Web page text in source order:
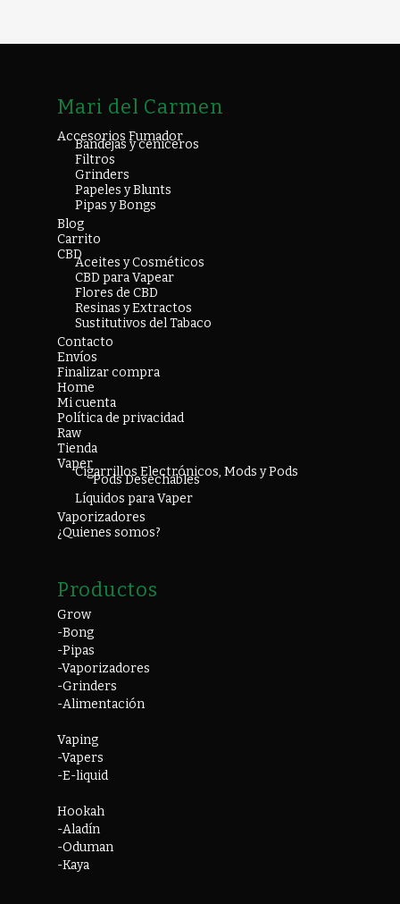
Mari del Carmen
Accesorios Fumador
Bandejas y ceniceros
Filtros
Grinders
Papeles y Blunts
Pipas y Bongs
Blog
Carrito
CBD
Aceites y Cosméticos
CBD para Vapear
Flores de CBD
Resinas y Extractos
Sustitutivos del Tabaco
Contacto
Envíos
Finalizar compra
Home
Mi cuenta
Política de privacidad
Raw
Tienda
Vaper
Cigarrillos Electrónicos, Mods y Pods
Pods Desechables
Líquidos para Vaper
Vaporizadores
¿Quienes somos?
Productos
Grow
-Bong
-Pipas
-Vaporizadores
-Grinders
-Alimentación
Vaping
-Vapers
-E-liquid
Hookah
-Aladín
-Oduman
-Kaya